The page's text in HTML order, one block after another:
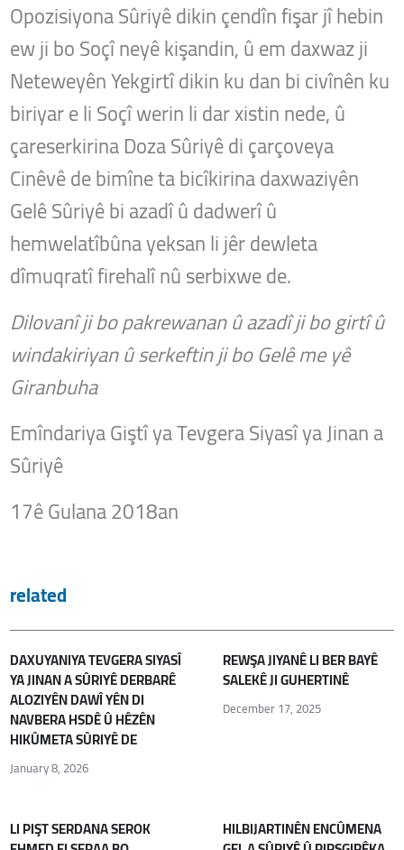
Opozisiyona Sûriyê dikin çendîn fişar jî hebin
ew ji bo Soçî neyê kişandin, û em daxwaz ji
Neteweyên Yekgirtî dikin ku dan bi civînên ku
biriyar e li Soçî werin li dar xistin nede, û
çareserkirina Doza Sûriyê di çarçoveya
Cinêvê de bimîne ta bicîkirina daxwaziyên
Gelê Sûriyê bi azadî û dadwerî û
hemwelatîbûna yeksan li jêr dewleta
dîmuqratî firehalî nû serbixwe de.
Dilovanî ji bo pakrewanan û azadî ji bo girtî û
windakiriyan û serkeftin ji bo Gelê me yê
Giranbuha
Emîndariya Giştî ya Tevgera Siyasî ya Jinan a
Sûriyê
17ê Gulana 2018an
related
DAXUYANIYA TEVGERA SIYASÎ
YA JINAN A SÛRIYÊ DERBARÊ
ALOZIYÊN DAWÎ YÊN DI
NAVBERA HSDÊ Û HÊZÊN
HIKÛMETA SÛRIYÊ DE
January 8, 2026
REWŞA JIYANÊ LI BER BAYÊ
SALEKÊ JI GUHERTINÊ
December 17, 2025
LI PIŞT SERDANA SEROK HILBIJARTINÊN ENCÛMENA